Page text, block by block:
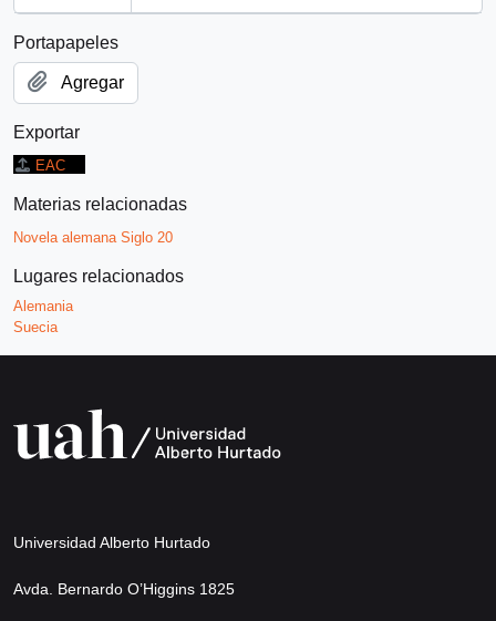
Portapapeles
Agregar
Exportar
EAC
Materias relacionadas
Novela alemana Siglo 20
Lugares relacionados
Alemania
Suecia
Universidad Alberto Hurtado
Avda. Bernardo O’Higgins 1825